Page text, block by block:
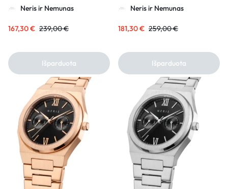
Neris ir Nemunas
167,30€ 239,00€
Išparduota
Neris ir Nemunas
181,30€ 259,00€
Išparduota